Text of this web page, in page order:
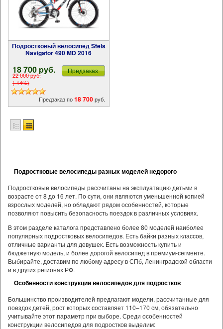
Подростковый велосипед Stels
Navigator 490 MD 2016
18 700 pуб.
22 000 pуб.
(-14%)
Предзаказ
Предзаказ по18 700руб.
Подростковые велосипеды разных моделей недорого
Подростковые велосипеды рассчитаны на эксплуатацию детьми в
возрасте от 8 до 16 лет. По сути, они являются уменьшенной копией
взрослых моделей, но обладают рядом особенностей, которые
позволяют повысить безопасность поездок в различных условиях.
В этом разделе каталога представлено более 80 моделей наиболее
популярных подростковых велосипедов. Есть байки разных классов,
отличные варианты для девушек. Есть возможность купить и
бюджетную модель, и более дорогой велосипед в премиум-сегменте.
Выбирайте, доставим по любому адресу в СПб, Ленинградской области
и в других регионах РФ.
Особенности конструкции велосипедов для подростков
Большинство производителей предлагают модели, рассчитанные для
поездок детей, рост которых составляет 110–170 см, обязательно
учитывайте этот параметр при выборе. Среди особенностей
конструкции велосипедов для подростков выделим: